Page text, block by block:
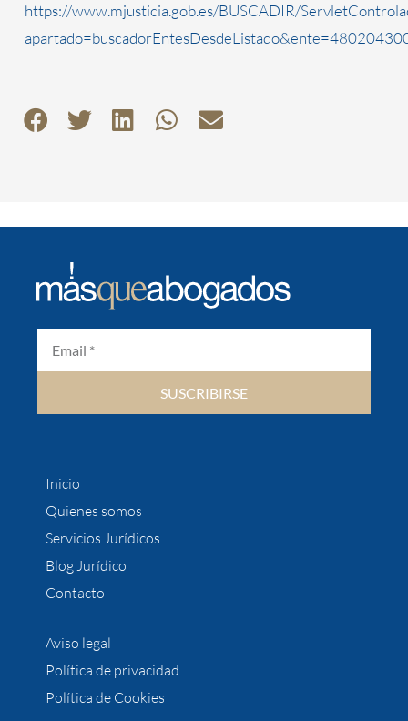
https://www.mjusticia.gob.es/BUSCADIR/
SUSCRIBIRSE
Inicio
Quienes somos
Servicios Jurídicos
Blog Jurídico
Contacto
Aviso legal
Política de privacidad
Política de Cookies